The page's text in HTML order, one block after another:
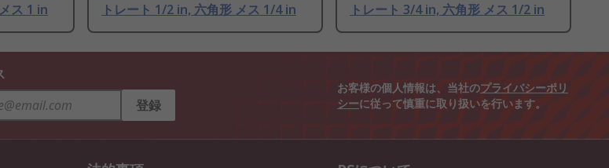
ス 1 in
トレート 1/2 in, 六角形 メス 1/4 in
トレート 3/4 in, 六角形 メス 1/2 in
登録
お客様の個人情報は、当社のプライバシーポリ
シーに従って慎重に取り扱いを行います。